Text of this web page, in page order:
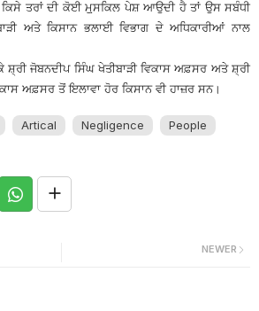
ਕਿਸੇ ਤਰਾਂ ਦੀ ਕੋਈ ਮੁ਼ਸਕਿਲ ਪੇਸ਼ ਆਉਦੀ ਹੈ ਤਾਂ ਉਸ ਸਬੰਧੀ
ਅਤੇ ਕਿਸਾਨ ਭਲਾਈ ਵਿਭਾਗ ਦੇ ਅਧਿਕਾਰੀਆਂ ਨਾਲ
ਸਿੰਘ ਖੇਤੀਬਾੜੀ ਵਿਕਾਸ ਅਫ਼ਸਰ ਅਤੇ ਸ਼੍ਰੀ
ਅਫ਼ਸਰ ਤੋਂ ਇਲਾਵਾ ਹੋਰ ਕਿਸਾਨ ਵੀ ਹਾਜ਼ਰ ਸਨ।
Artical Negligence
People
NEWER